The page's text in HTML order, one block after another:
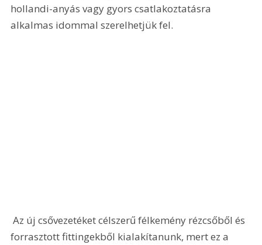
hollandi-anyás vagy gyors csatlakoztatásra
alkalmas idommal szerelhetjük fel.
Az új csővezetéket célszerű félkemény rézcsőből és
forrasztott fittingekből kialakítanunk, mert ez a